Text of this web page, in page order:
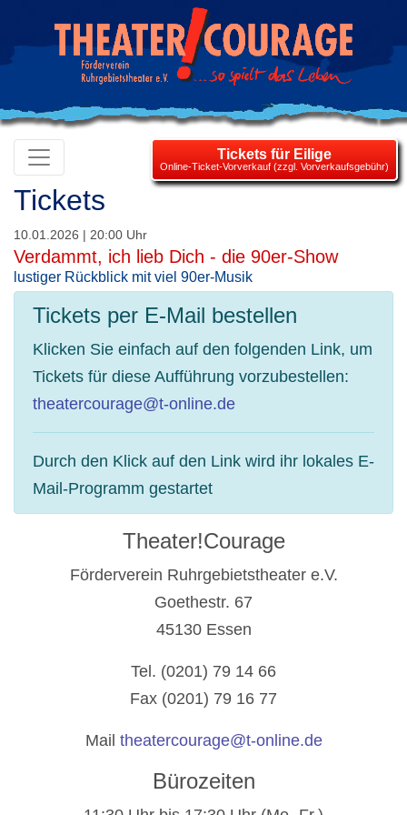
Tickets für Eilige
Online-Ticket-Vorverkauf (zzgl. Vorverkaufsgebühr)
Tickets
10.01.2026 | 20:00 Uhr
Verdammt, ich lieb Dich - die 90er-Show
lustiger Rückblick mit viel 90er-Musik
Tickets per E-Mail bestellen
Klicken Sie einfach auf den folgenden Link, um
Tickets für diese Aufführung vorzubestellen:
theatercourage@t-online.de
Durch den Klick auf den Link wird ihr lokales E-
Mail-Programm gestartet
Theater!Courage
Förderverein Ruhrgebietstheater e.V.
Goethestr. 67
45130 Essen
Tel. (0201) 79 14 66
Fax (0201) 79 16 77
Mail theatercourage@t-online.de
Bürozeiten